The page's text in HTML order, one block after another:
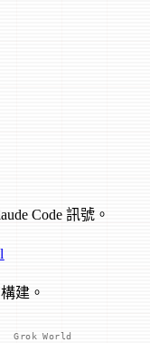
Code 訊號。
建。
Grok World